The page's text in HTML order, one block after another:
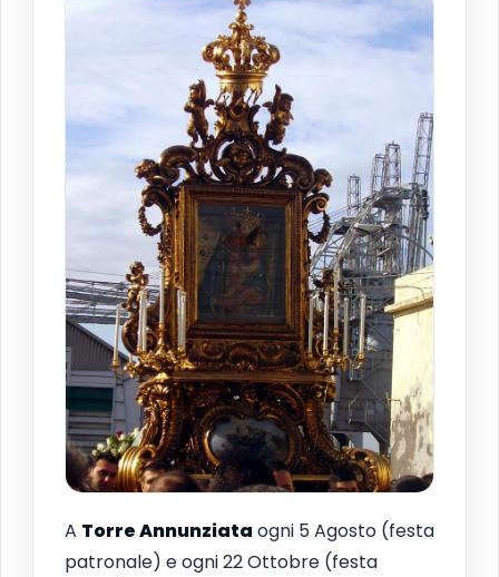
A Torre Annunziata ogni 5 Agosto (festa
patronale) e ogni 22 Ottobre (festa